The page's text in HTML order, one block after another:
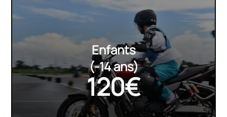
Enfants
(-14 ans)
120€